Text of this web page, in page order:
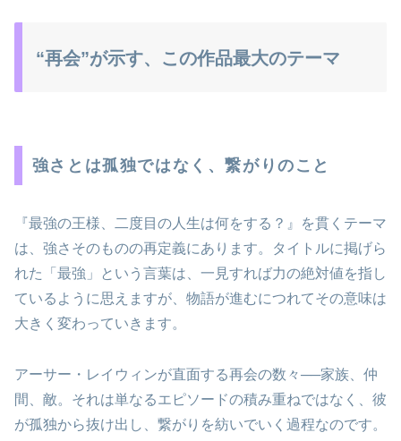
“再会”が示す、この作品最大のテーマ
強さとは孤独ではなく、繋がりのこと
『最強の王様、二度目の人生は何をする？』を貫くテーマ
は、強さそのものの再定義にあります。タイトルに掲げら
れた「最強」という言葉は、一見すれば力の絶対値を指し
ているように思えますが、物語が進むにつれてその意味は
大きく変わっていきます。
アーサー・レイウィンが直面する再会の数々──家族、仲
間、敵。それは単なるエピソードの積み重ねではなく、彼
が孤独から抜け出し、繋がりを紡いでいく過程なのです。